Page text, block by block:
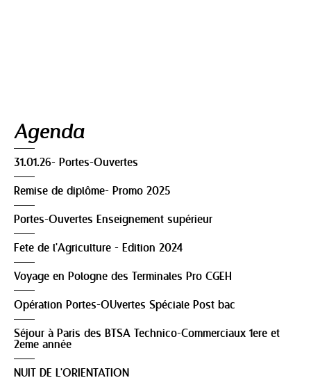
Agenda
31.01.26- Portes-Ouvertes
Remise de diplôme- Promo 2025
Portes-Ouvertes Enseignement supérieur
Fete de l'Agriculture - Edition 2024
Voyage en Pologne des Terminales Pro CGEH
Opération Portes-OUvertes Spéciale Post bac
Séjour à Paris des BTSA Technico-Commerciaux 1ere et
2eme année
NUIT DE L'ORIENTATION